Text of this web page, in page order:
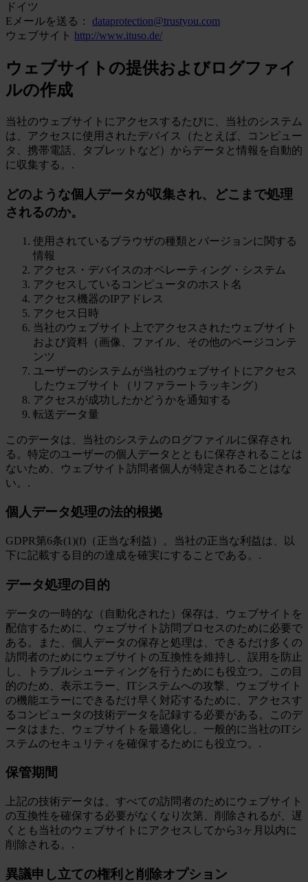
ドイツ
Eメールを送る： dataprotection@trustyou.com
ウェブサイト http://www.ituso.de/
ウェブサイトの提供およびログファイ
ルの作成
当社のウェブサイトにアクセスするたびに、当社のシステム
は、アクセスに使用されたデバイス（たとえば、コンピュー
タ、携帯電話、タブレットなど）からデータと情報を自動的
に収集する。.
どのような個人データが収集され、どこまで処理
されるのか。
使用されているブラウザの種類とバージョンに関する
情報
アクセス・デバイスのオペレーティング・システム
アクセスしているコンピュータのホスト名
アクセス機器のIPアドレス
アクセス日時
当社のウェブサイト上でアクセスされたウェブサイト
および資料（画像、ファイル、その他のページコンテ
ンツ
ユーザーのシステムが当社のウェブサイトにアクセス
したウェブサイト（リファラートラッキング）
アクセスが成功したかどうかを通知する
転送データ量
このデータは、当社のシステムのログファイルに保存され
る。特定のユーザーの個人データとともに保存されることは
ないため、ウェブサイト訪問者個人が特定されることはな
い。.
個人データ処理の法的根拠
GDPR第6条(1)(f)（正当な利益）。当社の正当な利益は、以
下に記載する目的の達成を確実にすることである。.
データ処理の目的
データの一時的な（自動化された）保存は、ウェブサイトを
配信するために、ウェブサイト訪問プロセスのために必要で
ある。また、個人データの保存と処理は、できるだけ多くの
訪問者のためにウェブサイトの互換性を維持し、誤用を防止
し、トラブルシューティングを行うためにも役立つ。この目
的のため、表示エラー、ITシステムへの攻撃、ウェブサイト
の機能エラーにできるだけ早く対応するために、アクセスす
るコンピュータの技術データを記録する必要がある。このデ
ータはまた、ウェブサイトを最適化し、一般的に当社のITシ
ステムのセキュリティを確保するためにも役立つ。.
保管期間
上記の技術データは、すべての訪問者のためにウェブサイト
の互換性を確保する必要がなくなり次第、削除されるが、遅
くとも当社のウェブサイトにアクセスしてから3ヶ月以内に
削除される。.
異議申し立ての権利と削除オプション